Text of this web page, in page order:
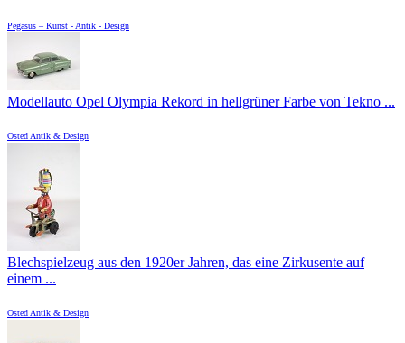
Pegasus – Kunst - Antik - Design
Modellauto Opel Olympia Rekord in hellgrüner Farbe von Tekno ...
Osted Antik & Design
Blechspielzeug aus den 1920er Jahren, das eine Zirkusente auf
einem ...
Osted Antik & Design